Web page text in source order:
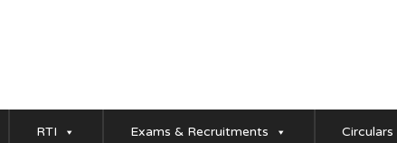
RTI Exams & Recruitments Circulars